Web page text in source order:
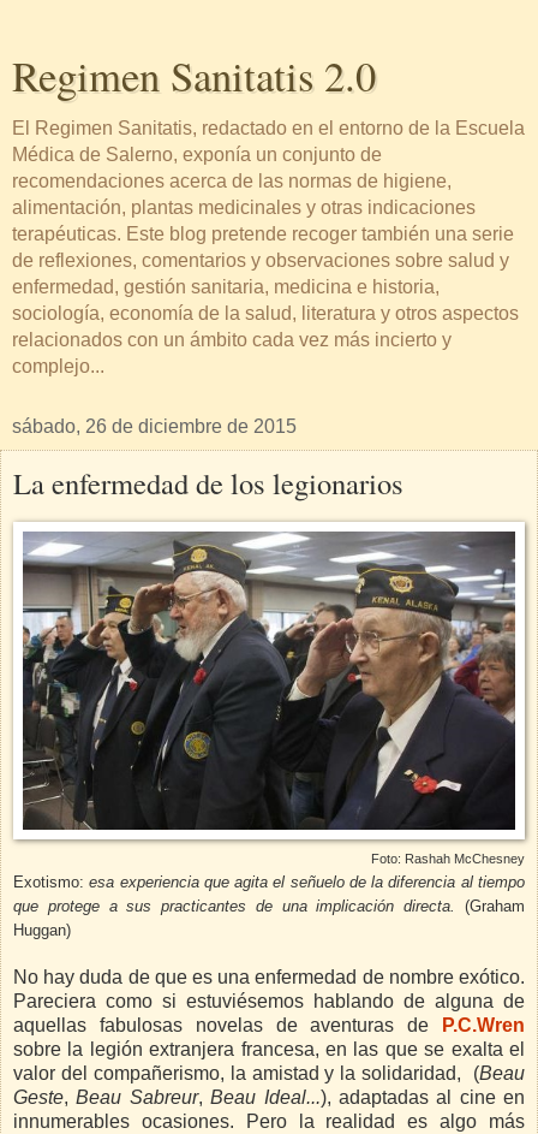
Regimen Sanitatis 2.0
El Regimen Sanitatis, redactado en el entorno de la Escuela
Médica de Salerno, exponía un conjunto de
recomendaciones acerca de las normas de higiene,
alimentación, plantas medicinales y otras indicaciones
terapéuticas. Este blog pretende recoger también una serie
de reflexiones, comentarios y observaciones sobre salud y
enfermedad, gestión sanitaria, medicina e historia,
sociología, economía de la salud, literatura y otros aspectos
relacionados con un ámbito cada vez más incierto y
complejo...
sábado, 26 de diciembre de 2015
La enfermedad de los legionarios
Foto: Rashah McChesney
Exotismo:esa experiencia que agita el señuelo de la diferencia al tiempo
que protege a sus practicantes de una implicación directa. (Graham
Huggan)
No hay duda de que es una enfermedad de nombre exótico.
Pareciera como si estuviésemos hablando de alguna de
aquellas fabulosas novelas de aventuras de
P.C.Wren
sobre la legión extranjera francesa, en las que se exalta el
valor del compañerismo, la amistad y la solidaridad, (Beau
Geste,Beau Sabreur,Beau Ideal...), adaptadas al cine en
innumerables ocasiones. Pero la realidad es algo más